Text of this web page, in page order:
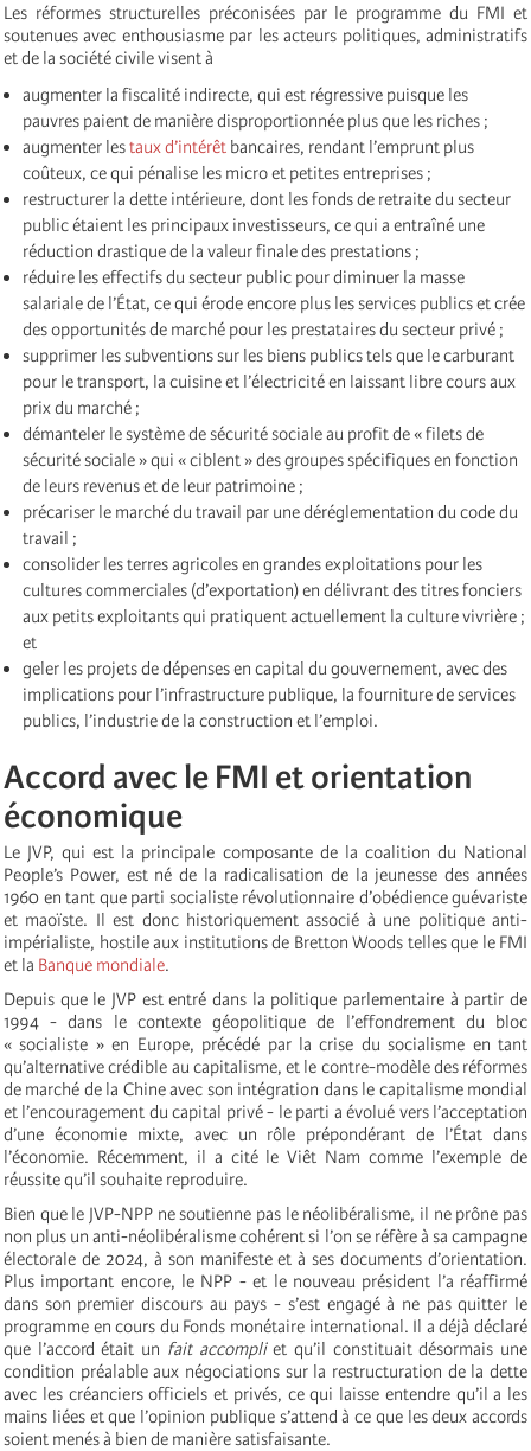
Les réformes structurelles préconisées par le programme du FMI et
soutenues avec enthousiasme par les acteurs politiques, administratifs
et de la société civile visent à
augmenter la fiscalité indirecte, qui est régressive puisque les
pauvres paient de manière disproportionnée plus que les riches ;
augmenter lestaux d’intérêt bancaires, rendant l’emprunt plus
coûteux, ce qui pénalise les micro et petites entreprises ;
restructurer la dette intérieure, dont les fonds de retraite du secteur
public étaient les principaux investisseurs, ce qui a entraîné une
réduction drastique de la valeur finale des prestations ;
réduire les effectifs du secteur public pour diminuer la masse
salariale de l’État, ce qui érode encore plus les services publics et crée
des opportunités de marché pour les prestataires du secteur privé ;
supprimer les subventions sur les biens publics tels que le carburant
pour le transport, la cuisine et l’électricité en laissant libre cours aux
prix du marché ;
démanteler le système de sécurité sociale au profit de « filets de
sécurité sociale » qui « ciblent » des groupes spécifiques en fonction
de leurs revenus et de leur patrimoine ;
précariser le marché du travail par une déréglementation du code du
travail ;
consolider les terres agricoles en grandes exploitations pour les
cultures commerciales (d’exportation) en délivrant des titres fonciers
aux petits exploitants qui pratiquent actuellement la culture vivrière ;
et
geler les projets de dépenses en capital du gouvernement, avec des
implications pour l’infrastructure publique, la fourniture de services
publics, l’industrie de la construction et l’emploi.
Accord avec le FMI et orientation
économique
Le JVP, qui est la principale composante de la coalition du National
People’s Power, est né de la radicalisation de la jeunesse des années
1960 en tant que parti socialiste révolutionnaire d’obédience guévariste
et maoïste. Il est donc historiquement associé à une politique anti-
impérialiste, hostile aux institutions de Bretton Woods telles que le FMI
et la Banque mondiale.
Depuis que le JVP est entré dans la politique parlementaire à partir de
1994 - dans le contexte géopolitique de l’effondrement du bloc
« socialiste » en Europe, précédé par la crise du socialisme en tant
qu’alternative crédible au capitalisme, et le contre-modèle des réformes
de marché de la Chine avec son intégration dans le capitalisme mondial
et l’encouragement du capital privé - le parti a évolué vers l’acceptation
d’une économie mixte, avec un rôle prépondérant de l’État dans
l’économie. Récemment, il a cité le Viêt Nam comme l’exemple de
réussite qu’il souhaite reproduire.
Bien que le JVP-NPP ne soutienne pas le néolibéralisme, il ne prône pas
non plus un anti-néolibéralisme cohérent si l’on se réfère à sa campagne
électorale de 2024, à son manifeste et à ses documents d’orientation.
Plus important encore, le NPP - et le nouveau président l’a réaffirmé
dans son premier discours au pays - s’est engagé à ne pas quitter le
programme en cours du Fonds monétaire international. Il a déjà déclaré
que l’accord était un fait accompliet qu’il constituait désormais une
condition préalable aux négociations sur la restructuration de la dette
avec les créanciers officiels et privés, ce qui laisse entendre qu’il a les
mains liées et que l’opinion publique s’attend à ce que les deux accords
soient menés à bien de manière satisfaisante.